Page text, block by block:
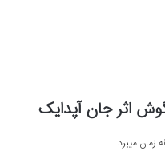
اثر جان آپدایک